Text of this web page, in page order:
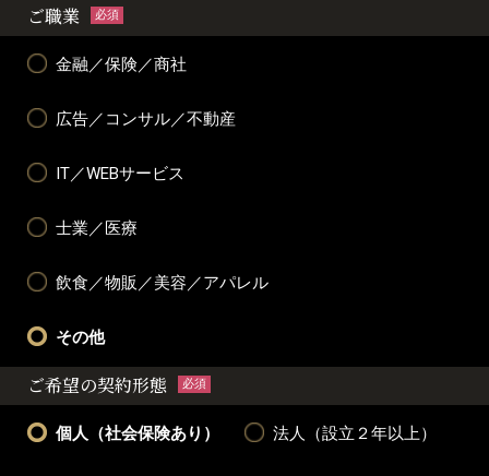
ご職業 必須
金融／保険／商社
広告／コンサル／不動産
IT／WEBサービス
士業／医療
飲食／物販／美容／アパレル
その他
ご希望の契約形態 必須
個人（社会保険あり） 法人（設立２年以上）